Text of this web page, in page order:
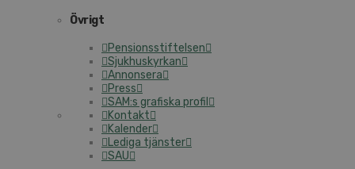
Övrigt
Pensionsstiftelsen
Sjukhuskyrkan
Annonsera
Press
SAM:s grafiska profil
Kontakt
Kalender
Lediga tjänster
SAU